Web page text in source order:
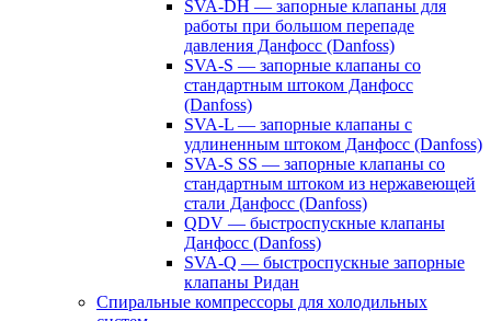
SVA-DH — запорные клапаны для
работы при большом перепаде
давления Данфосс (Danfoss)
SVA-S — запорные клапаны со
стандартным штоком Данфосс
(Danfoss)
SVA-L — запорные клапаны с
удлиненным штоком Данфосс (Danfoss)
SVA-S SS — запорные клапаны со
стандартным штоком из нержавеющей
стали Данфосс (Danfoss)
QDV — быстроспускные клапаны
Данфосс (Danfoss)
SVA-Q — быстроспускные запорные
клапаны Ридан
Спиральные компрессоры для холодильных